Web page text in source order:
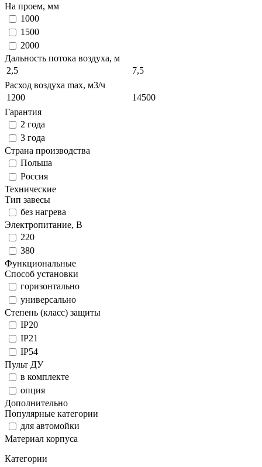
На проем, мм
1000
1500
2000
Дальность потока воздуха, м
2,5
7,5
Расход воздуха max, м3/ч
1200
14500
Гарантия
2 года
3 года
Страна производства
Польша
Россия
Технические
Тип завесы
без нагрева
Электропитание, В
220
380
Функциональные
Способ установки
горизонтально
универсально
Степень (класс) защиты
IP20
IP21
IP54
Пульт ДУ
в комплекте
опция
Дополнительно
Популярные категории
для автомойки
Материал корпуса
Категории